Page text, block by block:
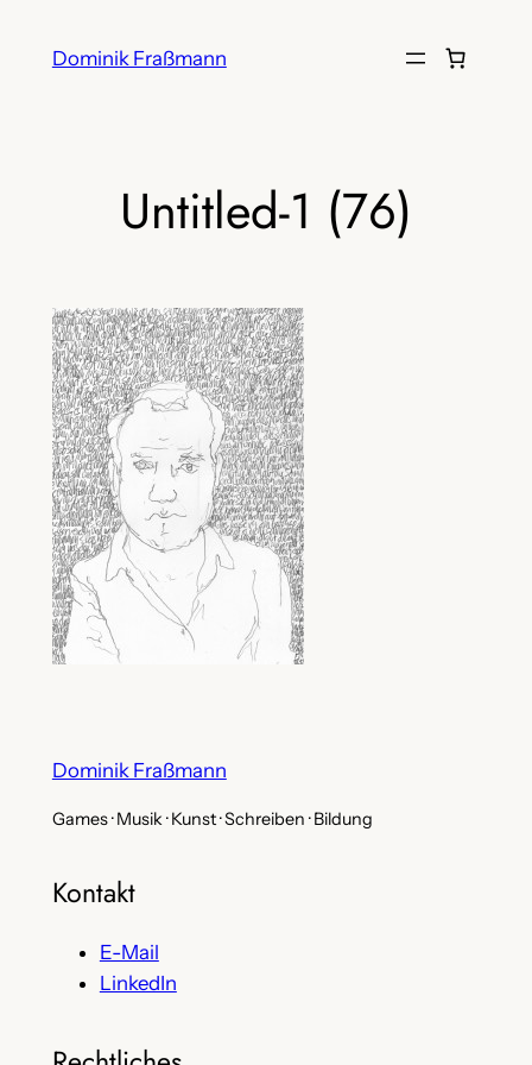
InhaltDominik Fraßmann
Untitled-1 (76)
Dominik Fraßmann
Games · Musik · Kunst · Schreiben · Bildung
Kontakt
E-Mail
LinkedIn